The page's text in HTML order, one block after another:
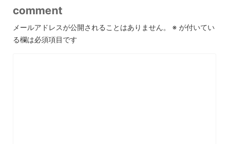
comment
メールアドレスが公開されることはありません。 ※ が付いてい
る欄は必須項目です